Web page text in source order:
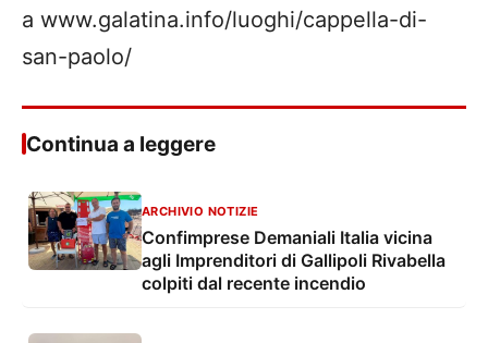
a www.galatina.info/luoghi/cappella-di-
san-paolo/
Continua a leggere
ARCHIVIO NOTIZIE
Confimprese Demaniali Italia vicina
agli Imprenditori di Gallipoli Rivabella
colpiti dal recente incendio